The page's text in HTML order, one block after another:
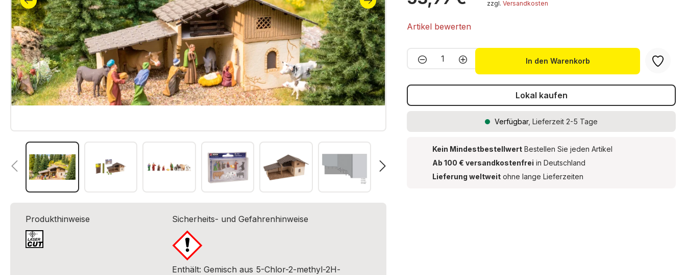
1x Laser-Cut Spezialkleber
zzgl.Versandkosten
Artikel bewerten
Produkt Anzahl: Gib den gewünschten Wert
In den Warenkorb
Lokal kaufen
Verfügbar, Lieferzeit 2-5 Tage
Kein Mindestbestellwert Bestellen Sie jeden Artikel
Ab 100 € versandkostenfrei in Deutschland
Lieferung weltweit ohne lange Lieferzeiten
Produkthinweise Sicherheits- und Gefahrenhinweise
Enthält: Gemisch aus 5-Chlor-2-methyl-2H-